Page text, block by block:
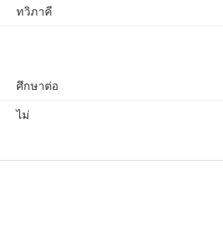
ทวิภาคี
ศึกษาต่อ
ไม่